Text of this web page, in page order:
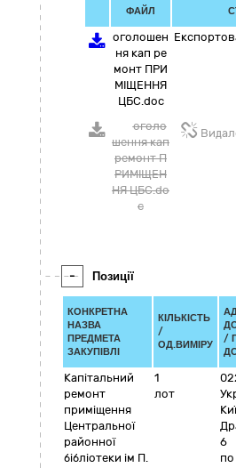
ФАЙЛ
оголошен
ня кап ре
монт ПРИ
МІЩЕННЯ
ЦБС.doc
оголо
шення кап
ремонт П
РИМІЩЕН
НЯ ЦБС.do
c
- Позиції
КОНКРЕТНА
НАЗВА
ПРЕДМЕТА
ЗАКУПІВЛІ
КІЛЬКІСТЬ
/
ОД.ВИМІРУ
/
Капітальний
ремонт
приміщення
Центральної
районної
бібліотеки ім П.
1
лот
6
по